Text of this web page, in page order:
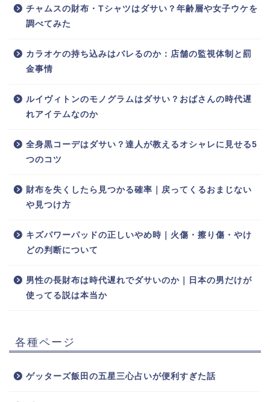
チャムスの財布・Tシャツはダサい？年齢層や女子ウケを
調べてみた
カラオケの持ち込みはバレるのか：店舗の監視体制と罰
金事情
ルイヴィトンのモノグラムはダサい？おばさんの時代遅
れアイテムなのか
全身黒コーデはダサい？達人が教えるオシャレに見せる5
つのコツ
財布を失くしたら見つかる確率｜戻ってくるおまじない
や見つけ方
キズパワーパッドの正しいやめ時｜火傷・擦り傷・やけ
どの判断について
男性の長財布は時代遅れでダサいのか｜日本の男だけが
使ってる説は本当か
各種ページ
ゲッターズ飯田の五星三心占いが便利すぎた話